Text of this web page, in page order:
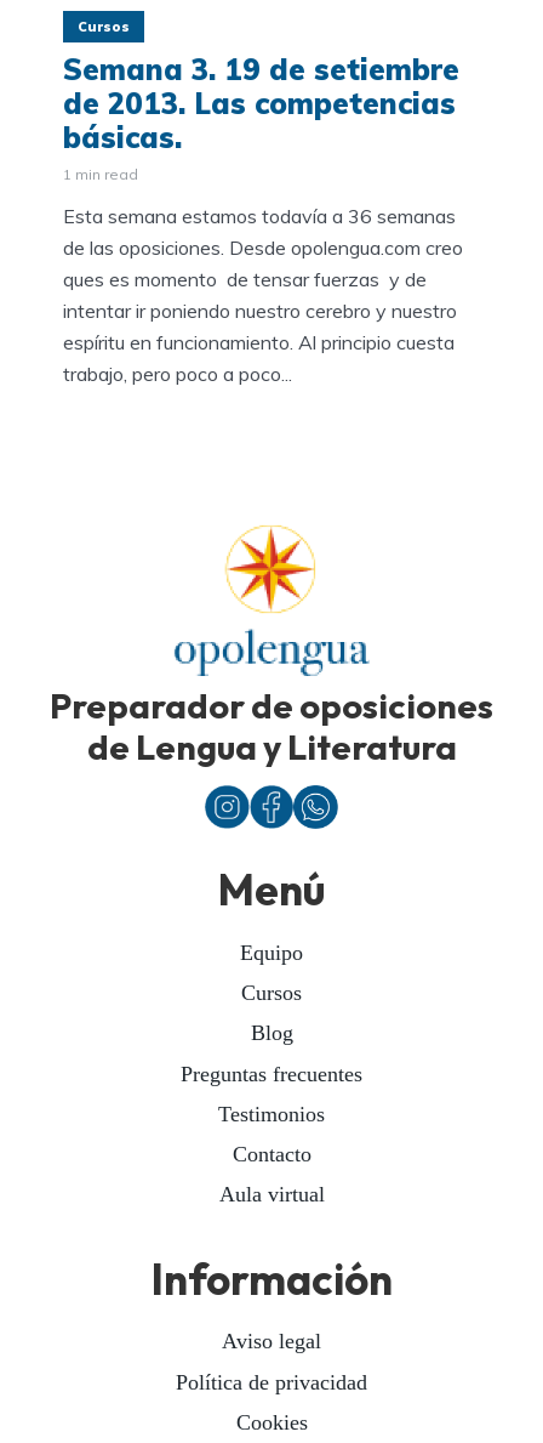
Cursos
Semana 3. 19 de setiembre
de 2013. Las competencias
básicas.
1 min read
Esta semana estamos todavía a 36 semanas
de las oposiciones. Desde opolengua.com creo
ques es momento de tensar fuerzas y de
intentar ir poniendo nuestro cerebro y nuestro
espíritu en funcionamiento. Al principio cuesta
trabajo, pero poco a poco...
Preparador de oposiciones
de Lengua y Literatura
Menú
Equipo
Cursos
Blog
Preguntas frecuentes
Testimonios
Contacto
Aula virtual
Información
Aviso legal
Política de privacidad
Cookies